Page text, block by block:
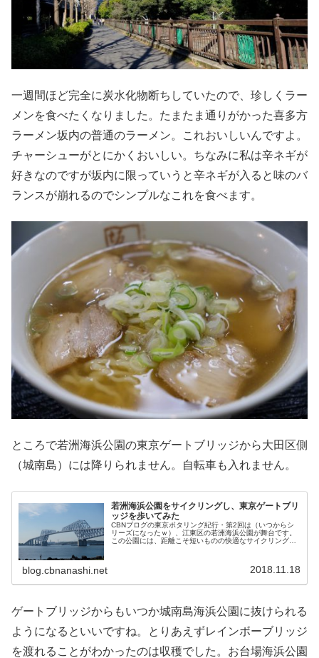
一週間ほど完全に炭水化物断ちしていたので、珍しくラー
メンを食べたくなりました。たまたま通りがかった喜多方
ラーメン坂内の普通のラーメン。これおいしいんですよ。
チャーシューがとにかくおいしい。ちなみに私は辛ネギが
好きなのですが坂内に限っていうと辛ネギが入ると味のバ
ランスが崩れるのでシンプルなこれを食べます。
ところで若洲海浜公園の東京ゲートブリッジから大田区側
（城南島）には降りられません。自転車も入れません。
若洲海浜公園をサイクリングし、東京ゲートブリ
ッジを歩いてみた
CBNブログの東京ポタリング紀行・第2回は（いつからシ
リーズになったｗ）、江東区の若洲海浜公園が舞台です。
この公園には、距離こそ短いものの快適なサイクリングコ
blog.cbnanashi.net 2018.11.18
ゲートブリッジからもいつか城南島海浜公園に抜けられる
ようになるといいですね。とりあえずレインボーブリッジ
を渡れることがわかったのは収穫でした。お台場海浜公園